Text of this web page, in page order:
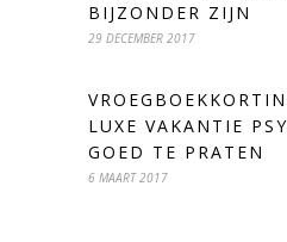
BIJZONDER ZIJN
29 DECEMBER 2017
LUXE VAKANTIE
GOED TE PRATEN
6 MAART 2017